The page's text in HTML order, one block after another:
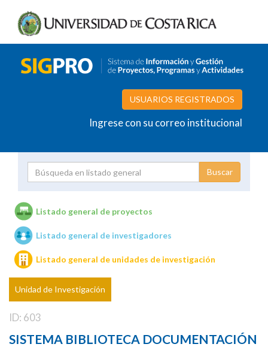
USUARIOS REGISTRADOS
Ingrese con su correo institucional
Unidades de investigación
Listado general de proyectos
Listado general de investigadores
Listado general de unidades de investigación
Unidad de Investigación
ID: 603
SISTEMA BIBLIOTECA DOCUMENTACIÓN